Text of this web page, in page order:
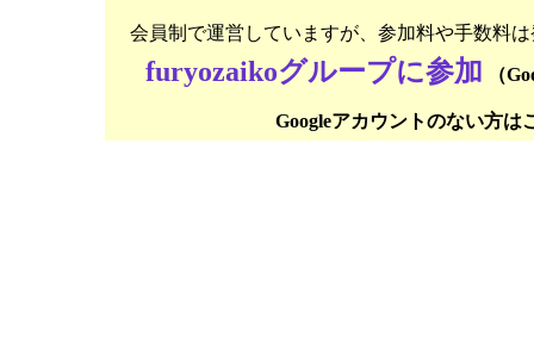
会員制で運営していますが、参加料や手数料
furyozaikoグループに参加 （
Googleアカウントのない方は